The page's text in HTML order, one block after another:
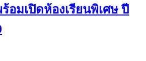
อมเปิดห้องเรียนพิเศษ ปี